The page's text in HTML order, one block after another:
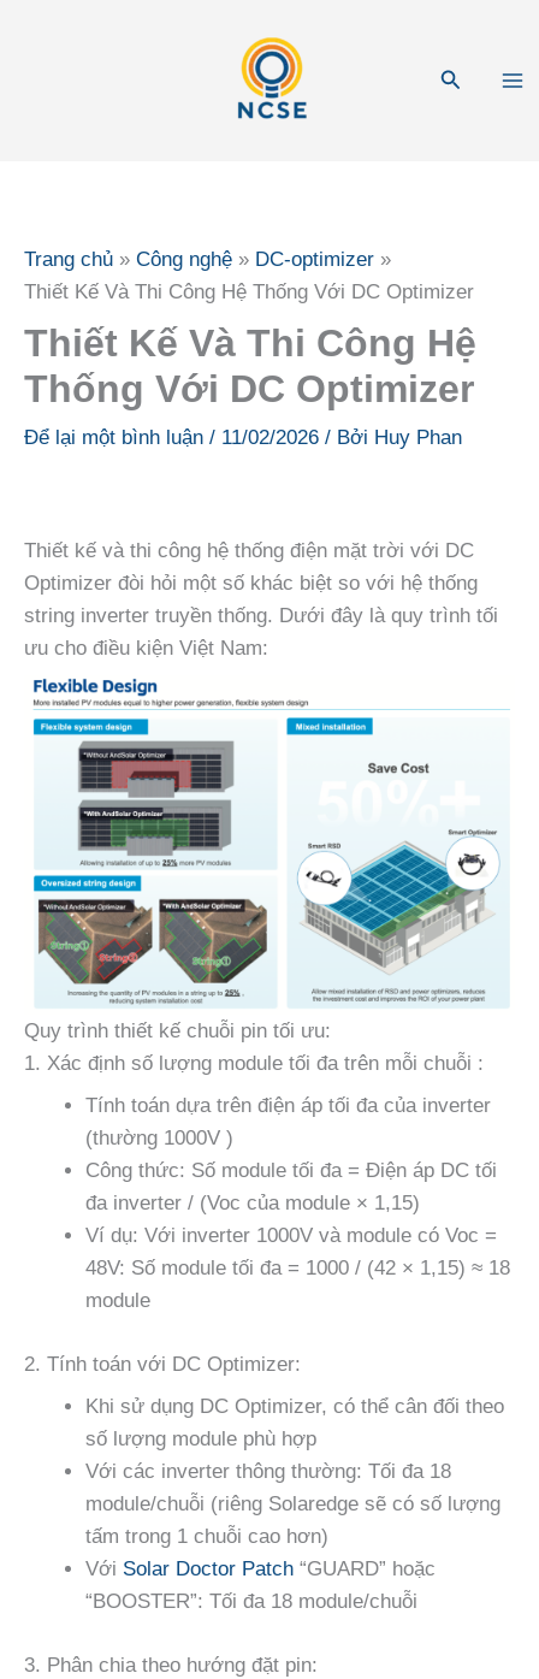
Tìm
Trang chủ Công nghệ
DC-optimizer
Thiết Kế Và Thi Công Hệ Thống Với DC Optimizer
Thiết Kế Và Thi Công Hệ
Thống Với DC Optimizer
Để lại một bình luận / 11/02/2026 / Bởi Huy Phan
Thiết kế và thi công hệ thống điện mặt trời với DC
Optimizer đòi hỏi một số khác biệt so với hệ thống
string inverter truyền thống. Dưới đây là quy trình tối
ưu cho điều kiện Việt Nam:
Quy trình thiết kế chuỗi pin tối ưu:
1. Xác định số lượng module tối đa trên mỗi chuỗi :
Tính toán dựa trên điện áp tối đa của inverter
(thường 1000V )
Công thức: Số module tối đa = Điện áp DC tối
đa inverter / (Voc của module × 1,15)
Ví dụ: Với inverter 1000V và module có Voc =
48V: Số module tối đa = 1000 / (42 × 1,15) ≈ 18
module
2. Tính toán với DC Optimizer:
Khi sử dụng DC Optimizer, có thể cân đối theo
số lượng module phù hợp
Với các inverter thông thường: Tối đa 18
module/chuỗi (riêng Solaredge sẽ có số lượng
tấm trong 1 chuỗi cao hơn)
Với Solar Doctor Patch “GUARD” hoặc
“BOOSTER”: Tối đa 18 module/chuỗi
3. Phân chia theo hướng đặt pin: